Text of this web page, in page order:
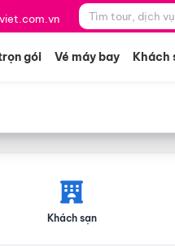
gói Vé máy bay Khách
Khách sạn